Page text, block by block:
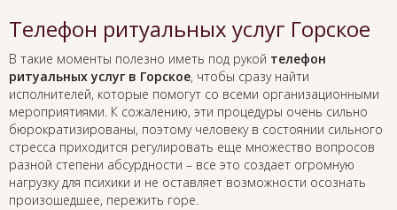
Телефон ритуальных услуг Горское
В такие моменты полезно иметь под рукой телефон
ритуальных услуг в Горское, чтобы сразу найти
исполнителей, которые помогут со всеми организационными
мероприятиями. К сожалению, эти процедуры очень сильно
бюрократизированы, поэтому человеку в состоянии сильного
стресса приходится регулировать еще множество вопросов
разной степени абсурдности – все это создает огромную
нагрузку для психики и не оставляет возможности осознать
произошедшее, пережить горе.